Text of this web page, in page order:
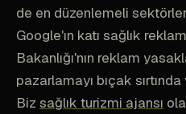
de en düzenlemeli
Google'ın katı sağlık
Bakanlığı'nın reklam
pazarlamayı bıçak
Biz sağlık turizmi ajansı